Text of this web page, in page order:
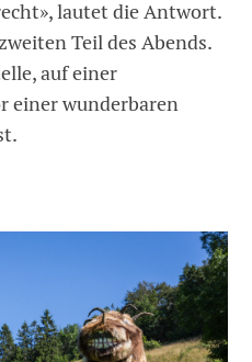
lautet die Antwort.
Teil des Abends.
auf einer
einer wunderbaren